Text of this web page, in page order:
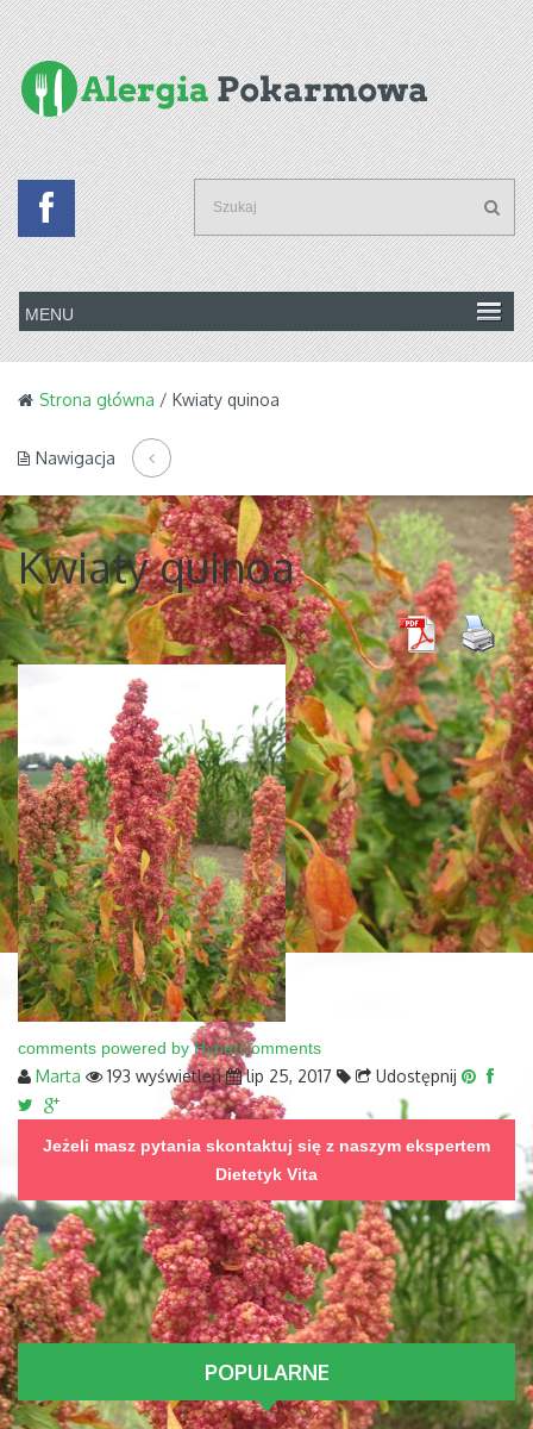
Strona główna / Kwiaty quinoa
Nawigacja
Kwiaty quinoa
comments powered by HyperComments
Marta 193 wyświetleń lip 25, 2017 Udostępnij
Jeżeli masz pytania skontaktuj się z naszym ekspertem
Dietetyk Vita
POPULARNE